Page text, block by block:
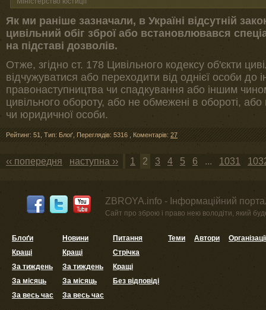
Як ми раніше зазначали, в Україні відсутній
цивільний обіг зброї або встановлювався
на підставі дозволів.
Отже, згідно ст. 178 Цивільного кодексу об'єкти
відчужуватися або переходити від однієї особи до
правонаступництва чи спадкування або іншим
цивільного обороту, або не обмежені в обороті,
чи юридичної особи.
Рейтинг: 51 Тип: Блоґ Переглядів: 5316 Коментарів: 27
‹‹ попередня наступна ›› 1 2 3 4 5 6 ... 1031
ZBROYA.info - Інформаційний
Сайт про зброю і право нею володіти, який
Блоґи
Кращі
За тиждень
За місяць
За весь час
Новини
Кращі
За тиждень
За місяць
За весь час
Питання
Стрічка
Кращі
Без відповіді
Теми Автори